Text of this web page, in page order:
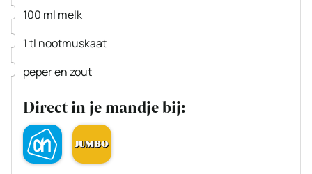
▢
100 ml melk
▢
1tl nootmuskaat
▢
peper en zout
Direct in je mandje bij: